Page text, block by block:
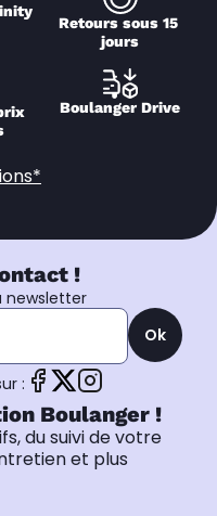
Retours sous 15
jours
Boulanger Drive
!
newsletter
Ok
:
Boulanger !
du suivi de votre
et plus